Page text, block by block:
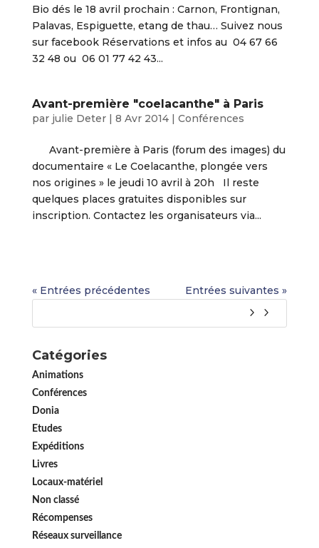
Bio dés le 18 avril prochain : Carnon, Frontignan,
Palavas, Espiguette, etang de thau… Suivez nous
sur facebook Réservations et infos au 04 67 66
32 48 ou 06 01 77 42 43...
Avant-première "coelacanthe" à Paris
par julie Deter| 8 Avr 2014| Conférences
Avant-première à Paris (forum des images) du
documentaire « Le Coelacanthe, plongée vers
nos origines » le jeudi 10 avril à 20h Il reste
quelques places gratuites disponibles sur
inscription. Contactez les organisateurs via...
« Entrées précédentes Entrées suivantes »
Catégories
Animations
Conférences
Donia
Etudes
Expéditions
Livres
Locaux-matériel
Non classé
Récompenses
Réseaux surveillance